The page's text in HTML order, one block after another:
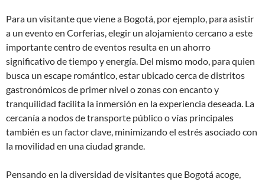
Para un visitante que viene a Bogotá, por ejemplo, para asistir
a un evento en Corferias, elegir un alojamiento cercano a este
importante centro de eventos resulta en un ahorro
significativo de tiempo y energía. Del mismo modo, para quien
busca un escape romántico, estar ubicado cerca de distritos
gastronómicos de primer nivel o zonas con encanto y
tranquilidad facilita la inmersión en la experiencia deseada. La
cercanía a nodos de transporte público o vías principales
también es un factor clave, minimizando el estrés asociado con
la movilidad en una ciudad grande.
Pensando en la diversidad de visitantes que Bogotá acoge,